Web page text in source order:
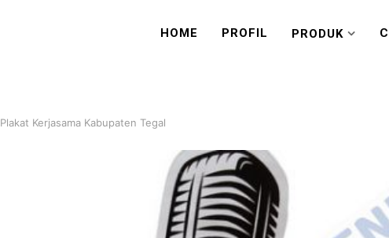
HOME PROFIL PRODUK
Plakat Kerjasama Kabupaten Tegal